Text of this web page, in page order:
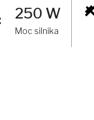
250 W
Moc silnika